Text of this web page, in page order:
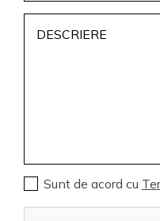
Sunt de acord cu